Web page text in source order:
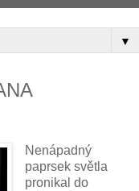
▼
Nenápadný
paprsek světla
pronikal do